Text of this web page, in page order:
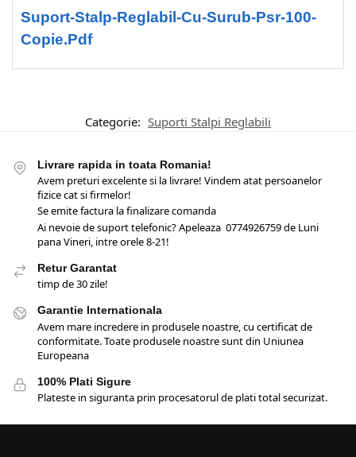
Suport-Stalp-Reglabil-Cu-Surub-Psr-100-
Copie.pdf
Categorie: Suporti Stalpi Reglabili
Livrare rapida in toata Romania!
Avem preturi excelente si la livrare! Vindem atat persoanelor
fizice cat si firmelor!
Se emite factura la finalizare comanda
Ai nevoie de suport telefonic? Apeleaza 0774926759 de Luni
pana Vineri, intre orele 8-21!
Retur Garantat
timp de 30 zile!
Garantie Internationala
Avem mare incredere in produsele noastre, cu certificat de
conformitate. Toate produsele noastre sunt din Uniunea
Europeana
100% Plati Sigure
Plateste in siguranta prin procesatorul de plati total securizat.